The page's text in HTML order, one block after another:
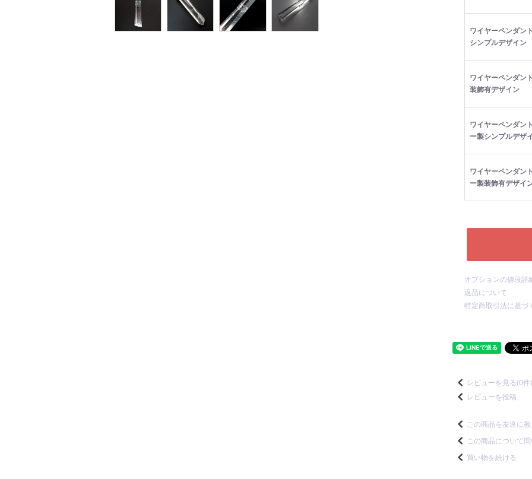
ワイヤーペンダン
シンプルデザイン
ワイヤーペンダン
装飾有デザイン
ワイヤーペンダン
ー製シンプルデザ
ワイヤーペンダン
ー製装飾有デザイ
オプションの値段詳
返品について
特定商取引法に基づ
レビューを見る(0件)
レビューを投稿
この商品を友達に
この商品について
買い物を続ける